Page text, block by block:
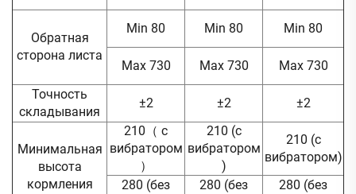
Обратная
сторона листа
Min 80 Min 80 Min 80
Max 730 Max 730
Max 730
Точность
складывания
±2 ±2 ±2
Минимальная
высота
кормления
210（ с
вибратором
）
210 (с
вибратором
)
210 (с
вибратором)
280 (без
280 (без
280 (без